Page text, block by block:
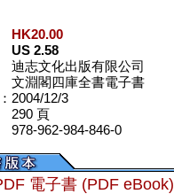
HK20.00
US 2.58
迪志文化出版有限公司
文淵閣四庫全書電子書
2004/12/3
290 頁
978-962-984-846-0
電子書 (PDF